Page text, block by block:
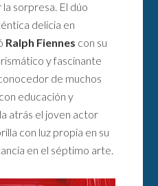
la sorpresa. El dúo
delicia en
Ralph Fiennes con su
y fascinante
de muchos
educación y
atrás el joven actor
con luz propia en su
en el séptimo arte.